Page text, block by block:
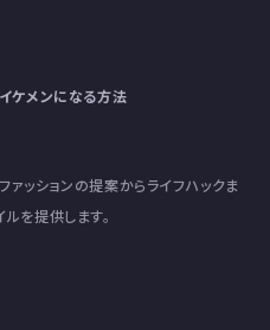
イケメンになる方法
ァッションの提案からライフハックま
を提供します。